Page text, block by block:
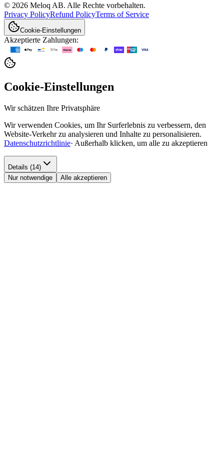
© 2026 Meloq AB. Alle Rechte vorbehalten.
Privacy PolicyRefund PolicyTerms of Service
Cookie-Einstellungen
Akzeptierte Zahlungen:
Cookie-Einstellungen
Wir schätzen Ihre Privatsphäre
Wir verwenden Cookies, um Ihr Surferlebnis zu verbessern, den
Website-Verkehr zu analysieren und Inhalte zu personalisieren.
Datenschutzrichtlinie· Außerhalb klicken, um alle zu akzeptieren
Details (14)
Nur notwendige
Alle akzeptieren